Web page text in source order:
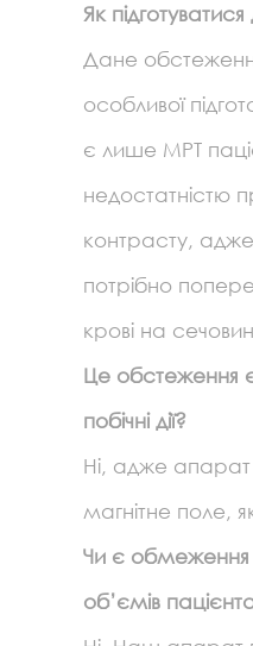
Як
Дане
особливої
є лише МРТ
недостатністю
контрасту,
потрібно
крові на
Це обстеження
побічні дії?
Ні, адже
магнітне поле,
Чи є обмеження
об’ємів